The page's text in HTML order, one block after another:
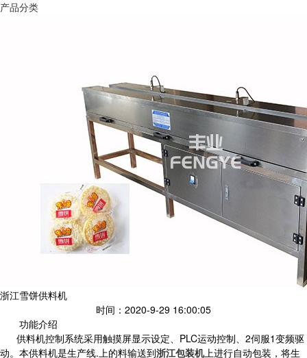
产品分类
浙江雪饼供料机
时间：2020-9-29 16:00:05
功能介绍
供料机控制系统采用触摸屏显示设定、PLC运动控制、2伺服1变频驱
动。本供料机是生产线.上的料输送到浙江包装机上进行自动包装，将生